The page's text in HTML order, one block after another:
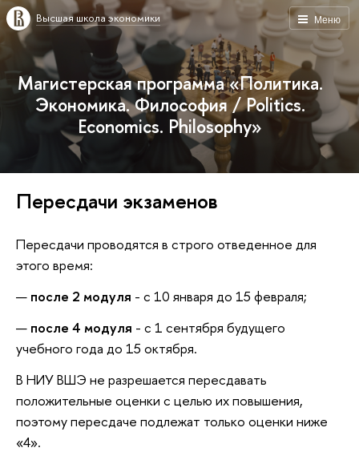
Меню
Высшая школа экономики
Магистерская программа «Политика.
Экономика. Философия / Politics.
Economics. Philosophy»
Пересдачи экзаменов
Пересдачи проводятся в строго отведенное для
этого время:
после 2 модуля - с 10 января до 15 февраля;
после 4 модуля - с 1 сентября будущего
учебного года до 15 октября.
В НИУ ВШЭ не разрешается пересдавать
положительные оценки с целью их повышения,
поэтому пересдаче подлежат только оценки ниже
«4».